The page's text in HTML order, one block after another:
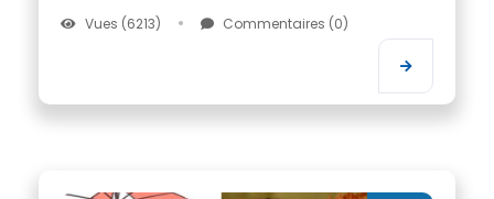
Vues (6213) Commentaires (0)